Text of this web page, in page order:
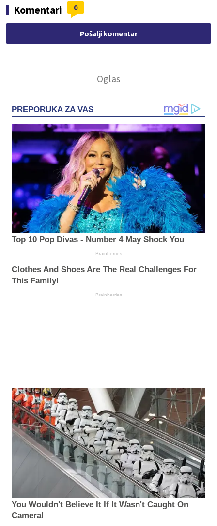
Komentari 0
Pošalji komentar
PREPORUKA ZA VAS
Top 10 Pop Divas - Number 4 May Shock You
Brainberries
Clothes And Shoes Are The Real Challenges For
This Family!
Brainberries
You Wouldn't Believe It If It Wasn't Caught On
Camera!